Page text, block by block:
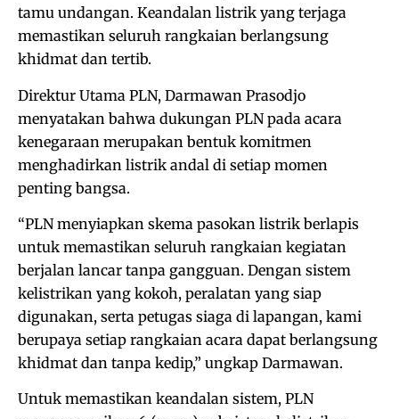
tamu undangan. Keandalan listrik yang terjaga
memastikan seluruh rangkaian berlangsung
khidmat dan tertib.
Direktur Utama PLN, Darmawan Prasodjo
menyatakan bahwa dukungan PLN pada acara
kenegaraan merupakan bentuk komitmen
menghadirkan listrik andal di setiap momen
penting bangsa.
“PLN menyiapkan skema pasokan listrik berlapis
untuk memastikan seluruh rangkaian kegiatan
berjalan lancar tanpa gangguan. Dengan sistem
kelistrikan yang kokoh, peralatan yang siap
digunakan, serta petugas siaga di lapangan, kami
berupaya setiap rangkaian acara dapat berlangsung
khidmat dan tanpa kedip,” ungkap Darmawan.
Untuk memastikan keandalan sistem, PLN